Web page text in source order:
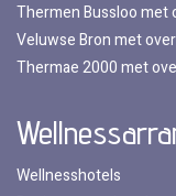
Thermen Bussloo met
Veluwse Bron met
Thermae 2000 met
Wellnesshotels